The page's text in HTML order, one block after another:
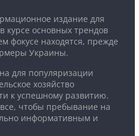
издание для
курсе основных трендов
фокусе находятся, прежде
Украины.
для популяризации
хозяйство
к успешному развитию.
чтобы пребывание на
информативным и